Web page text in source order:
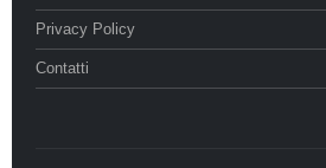
Privacy Policy
Contatti